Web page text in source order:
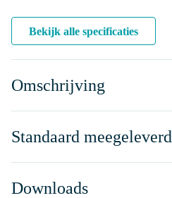
Bekijk alle specificaties
Omschrijving
Standaard meegeleverd
Downloads